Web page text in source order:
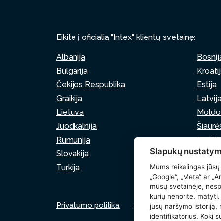
Eikite į oficialią "Intex" klientų svetainę:
Albanija
Bulgarija
Čekijos Respublika
Estija
Graikija
Latvija
Lietuva
Juodkalnija
Rumunija
Slovakija
Turkija
Privatumo politika Slapukų politika
Slapukų
Mums reikalingas
„Google“, „Meta“ ar
mūsų svetainėje,
kurių nenorite.
jūsų naršymo istoriją,
identifikatorius. Kokį